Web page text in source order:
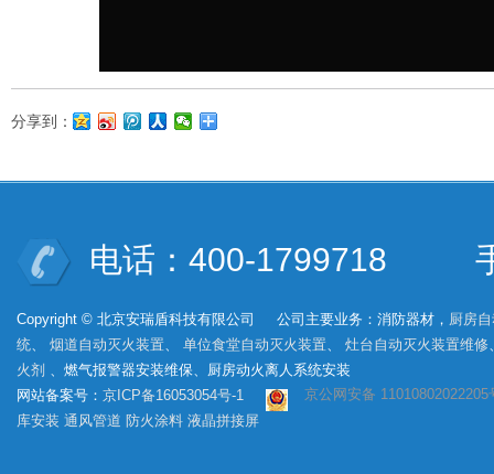
分享到：
电话：400-1799718 手
Copyright © 北京安瑞盾科技有限公司 公司主要业务：消防器材， 厨房
统、 烟道自动灭火装置、 单位食堂自动灭火装置、 灶台自动灭火装置维修
火剂 、燃气报警器安装维保、厨房动火离人系统安装
网站备案号： 京ICP备16053054号-1
京公网安备 11010802022205
库安装 通风管道 防火涂料 液晶拼接屏